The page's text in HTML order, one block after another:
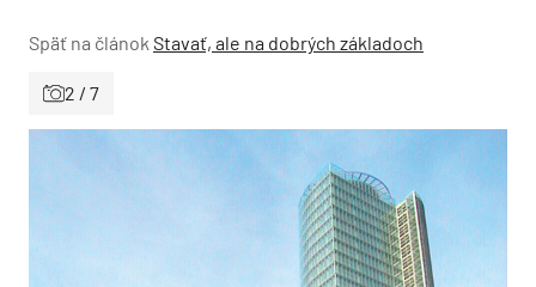
Späť na článok Stavať, ale na dobrých základoch
2 / 7